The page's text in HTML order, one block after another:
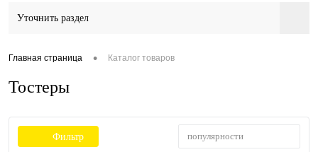
Уточнить раздел
Главная страница • Каталог товаров
Тостеры
Фильтр популярности